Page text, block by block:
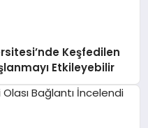
Keşfedilen
Etkileyebilir